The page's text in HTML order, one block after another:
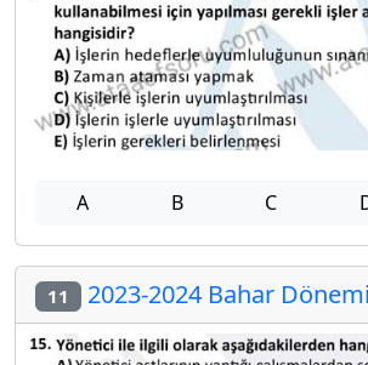
A B C
11 2023-2024 Bahar Dönemi